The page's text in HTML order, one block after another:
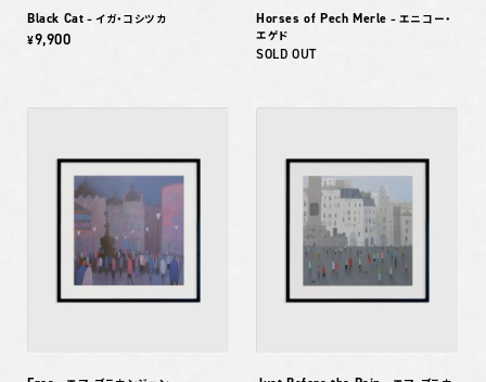
Black Cat – イガ・コシツカ
¥9,900
Horses of Pech Merle – エニコー・
エゲド
SOLD OUT